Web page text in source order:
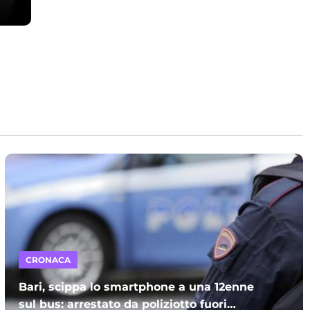
CRONACA
Bari, scippa lo smartphone a una 12enne
sul bus: arrestato da poliziotto fuori